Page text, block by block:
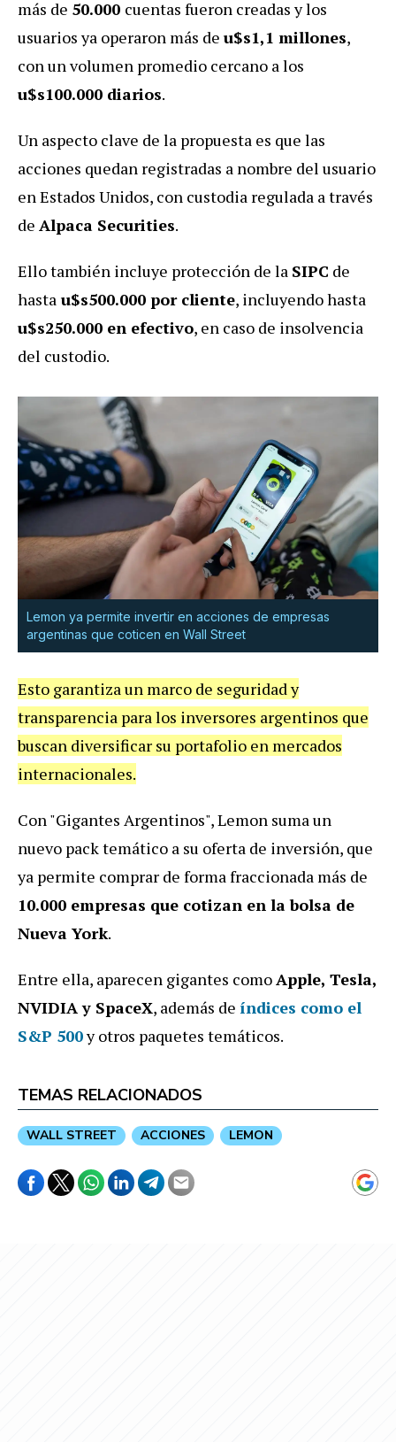
más de 50.000 cuentas fueron creadas y los
usuarios ya operaron más de u$s1,1 millones,
con un volumen promedio cercano a los
u$s100.000 diarios.
Un aspecto clave de la propuesta es que las
acciones quedan registradas a nombre del usuario
en Estados Unidos, con custodia regulada a través
de Alpaca Securities.
Ello también incluye protección de la SIPC de
hasta u$s500.000 por cliente, incluyendo hasta
u$s250.000 en efectivo, en caso de insolvencia
del custodio.
Lemon ya permite invertir en acciones de empresas
argentinas que coticen en Wall Street
Esto garantiza un marco de seguridad y
transparencia para los inversores argentinos que
buscan diversificar su portafolio en mercados
internacionales.
Con "Gigantes Argentinos", Lemon suma un
nuevo pack temático a su oferta de inversión, que
ya permite comprar de forma fraccionada más de
10.000 empresas que cotizan en la bolsa de
Nueva York.
Entre ella, aparecen gigantes comoApple, Tesla,
NVIDIA y SpaceX, además de índices como el
S&P 500y otros paquetes temáticos.
TEMAS RELACIONADOS
WALL STREET ACCIONES LEMON